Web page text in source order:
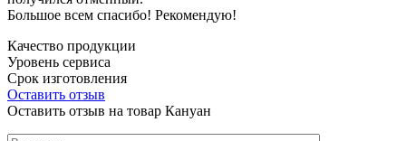
Большое всем спасибо! Рекомендую!
Качество продукции
Уровень сервиса
Срок изготовления
Оставить отзыв
Оставить отзыв на товар Кануан